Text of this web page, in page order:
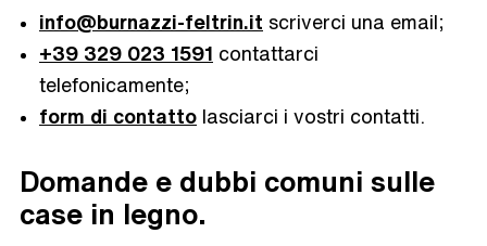
info@burnazzi-feltrin.it scriverci una email;
+39 329 023 1591 contattarci
telefonicamente;
form di contatto lasciarci i vostri contatti.
Domande e dubbi comuni sulle
case in legno.